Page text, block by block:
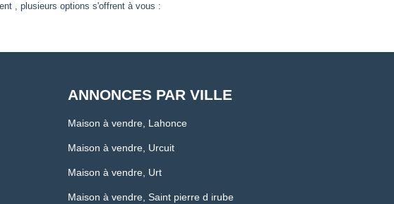
, plusieurs options s'offrent à vous :
ANNONCES PAR VILLE
Maison à vendre, Lahonce
Maison à vendre, Urcuit
Maison à vendre, Urt
Maison à vendre, Saint pierre d irube